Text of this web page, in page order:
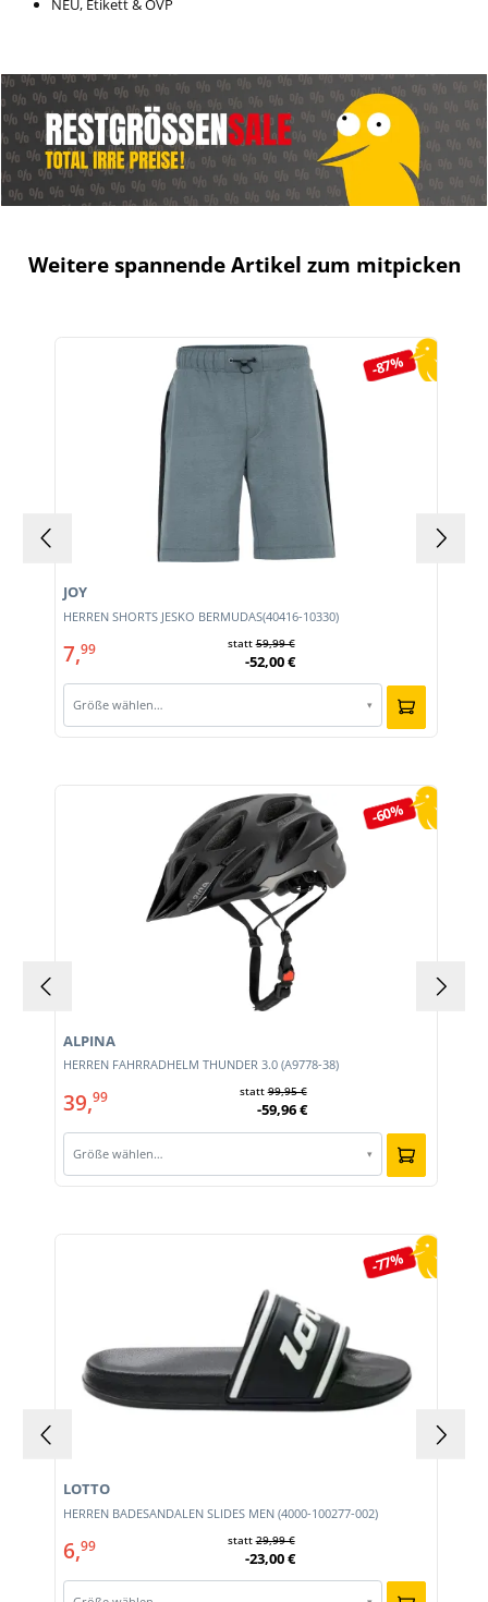
NEU, Etikett & OVP
Weitere spannende Artikel zum mitpicken
Produktgalerie überspringen
-87%
HERREN SHORTS JESKO BERMUDAS(40416-10330)
JOY
7,99 statt59,99 €
-52,00 €
Größe wählen… ▾
-60%
HERREN FAHRRADHELM THUNDER 3.0 (A9778-38)
ALPINA
39,99 statt99,95 €
-59,96 €
Größe wählen… ▾
-77%
HERREN BADESANDALEN SLIDES MEN (4000-100277-002)
LOTTO
6,99 statt29,99 €
-23,00 €